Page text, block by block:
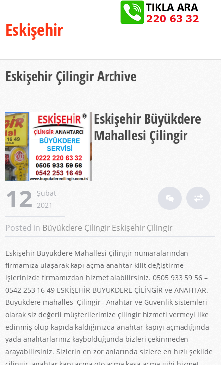
Eskişehir
Anahtarcı®
Eskişehir Çilingir Archive
Eskişehir Büyükdere
Mahallesi Çilingir
12
Şubat
2021
Posted in Büyükdere Çilingir Eskişehir Çilingir
Eskişehir Büyükdere Mahallesi Çilingir numaralarından
firmamıza ulaşarak kapı açma anahtar kilit değiştirme
işlerinizde firmamızdan hizmet alabilirsiniz. 0505 933 59 56 –
0542 253 16 49 ESKİŞEHİR BÜYÜKDERE ÇİLİNGİR ve ANAHTAR.
Büyükdere mahallesi Çilingir– Anahtar ve Güvenlik sistemleri
olarak siz değerli müşterilerimize çilingir hizmeti vermeyi ilke
edinmiş olup kapıda kaldığınızda anahtar kapıyı açmadığında
yada anahtarlarınız kaybolduğunda bizleri çekinmeden
arayabilirsiniz. Sizlerin en zor anlarında sizlere en hızlı şekilde